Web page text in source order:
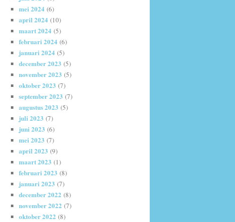
mei 2024 (6)
april 2024 (10)
maart 2024 (5)
februari 2024 (6)
januari 2024 (5)
december 2023 (5)
november 2023 (5)
oktober 2023 (7)
september 2023 (7)
augustus 2023 (5)
juli 2023 (7)
juni 2023 (6)
mei 2023 (7)
april 2023 (9)
maart 2023 (1)
februari 2023 (8)
januari 2023 (7)
december 2022 (8)
november 2022 (7)
oktober 2022 (8)